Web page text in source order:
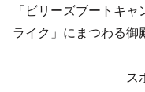
「ビリーズブートキ
ライク」にまつわる御
ス